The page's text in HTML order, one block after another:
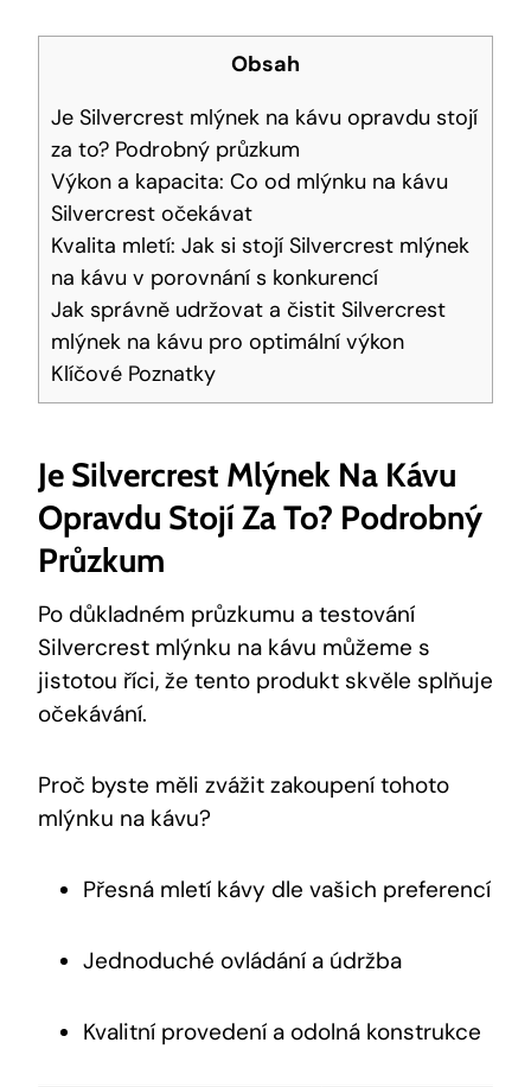
Obsah
Je Silvercrest mlýnek na kávu opravdu stojí
za to? Podrobný průzkum
Výkon a‍ kapacita: Co od mlýnku na kávu
⁣Silvercrest očekávat
Kvalita mletí: Jak si stojí Silvercrest mlýnek
na kávu v ‍porovnání s konkurencí
Jak správně udržovat a⁢ čistit⁣ Silvercrest
mlýnek ⁤na kávu ⁤pro optimální výkon
Klíčové Poznatky
Je Silvercrest Mlýnek Na Kávu
Opravdu Stojí Za To? Podrobný
Průzkum
Po důkladném průzkumu a testování
Silvercrest mlýnku na kávu můžeme s
jistotou říci, že‍ tento produkt skvěle splňuje⁣
očekávání.
Proč byste měli zvážit zakoupení tohoto
mlýnku na kávu?
Přesná mletí kávy dle vašich preferencí
Jednoduché ovládání a údržba
Kvalitní provedení a odolná konstrukce